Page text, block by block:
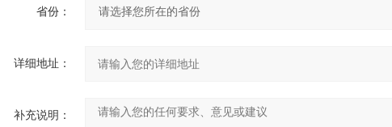
省份：
详细地址：
补充说明：